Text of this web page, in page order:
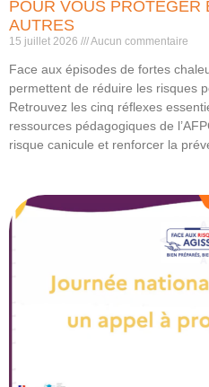
POUR VOUS PROTÉGER
AUTRES
15 juillet 2026 Aucun commentaire
Face aux épisodes de fortes
permettent de réduire les risques
Retrouvez les cinq réflexes
ressources pédagogiques de
risque canicule et renforcer la